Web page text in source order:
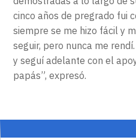
cinco años de pregrado fui
siempre se me hizo fácil y
seguir, pero nunca me
y seguí adelante con el
papás”, expresó.